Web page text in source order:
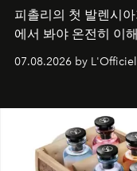
피촐리의 첫 발렌시
에서 봐야 온전히 이
07.08.2026 by